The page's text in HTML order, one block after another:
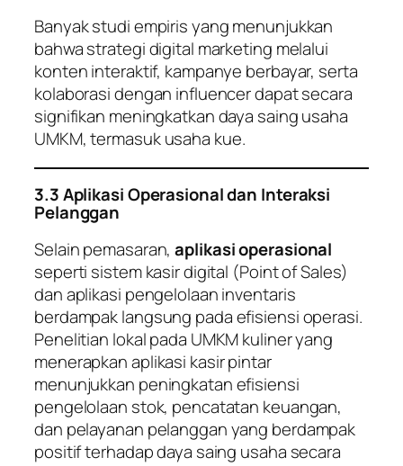
Banyak studi empiris yang menunjukkan
bahwa strategi digital marketing melalui
konten interaktif, kampanye berbayar, serta
kolaborasi dengan influencer dapat secara
signifikan meningkatkan daya saing usaha
UMKM, termasuk usaha kue.
3.3 Aplikasi Operasional dan Interaksi
Pelanggan
Selain pemasaran,aplikasi operasional
seperti sistem kasir digital (Point of Sales)
dan aplikasi pengelolaan inventaris
berdampak langsung pada efisiensi operasi.
Penelitian lokal pada UMKM kuliner yang
menerapkan aplikasi kasir pintar
menunjukkan peningkatan efisiensi
pengelolaan stok, pencatatan keuangan,
dan pelayanan pelanggan yang berdampak
positif terhadap daya saing usaha secara